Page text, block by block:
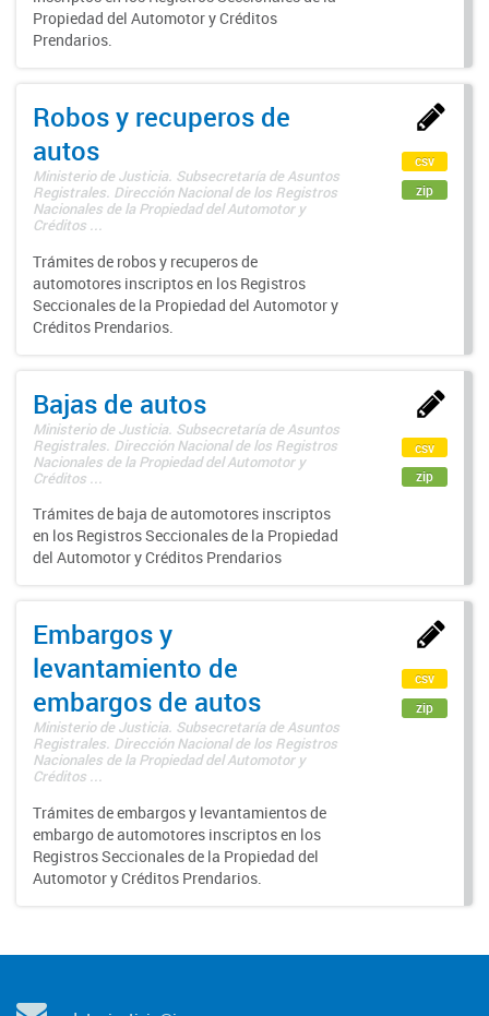
Propiedad del Automotor y Créditos
Prendarios.
Robos y recuperos de
autos
Ministerio de Justicia. Subsecretaría de Asuntos
Registrales. Dirección Nacional de los Registros
Nacionales de la Propiedad del Automotor y
Créditos ...
Trámites de robos y recuperos de
automotores inscriptos en los Registros
Seccionales de la Propiedad del Automotor y
Créditos Prendarios.
csv
zip
Bajas de autos
Ministerio de Justicia. Subsecretaría de Asuntos
Registrales. Dirección Nacional de los Registros
Nacionales de la Propiedad del Automotor y
Créditos ...
Trámites de baja de automotores inscriptos
en los Registros Seccionales de la Propiedad
del Automotor y Créditos Prendarios
csv
zip
Embargos y
levantamiento de
embargos de autos
Ministerio de Justicia. Subsecretaría de Asuntos
Registrales. Dirección Nacional de los Registros
Nacionales de la Propiedad del Automotor y
Créditos ...
Trámites de embargos y levantamientos de
embargo de automotores inscriptos en los
Registros Seccionales de la Propiedad del
Automotor y Créditos Prendarios.
csv
zip